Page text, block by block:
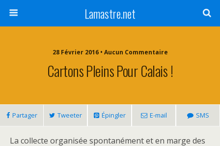
Lamastre.net
28 Février 2016 • Aucun Commentaire
Cartons Pleins Pour Calais !
Partager Tweeter Épingler E-mail SMS
La collecte organisée spontanément et en marge des